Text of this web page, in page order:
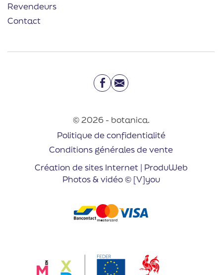
Revendeurs
Contact
Facebook
Email
© 2026 - botanica.
Politique de confidentialité
Conditions générales de vente
Création de sites Internet | ProduWeb
Photos & vidéo © [V]you